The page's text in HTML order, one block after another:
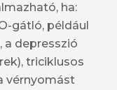
ha:
gátló, például
depresszió
triciklusos
vérnyomást